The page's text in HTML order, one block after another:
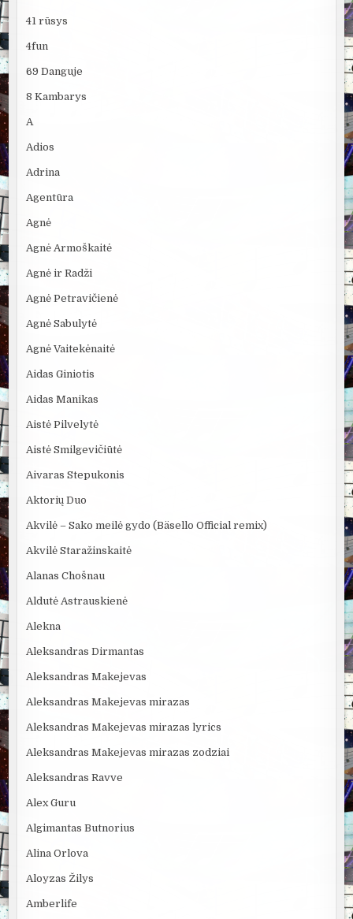
41 rūsys
4fun
69 Danguje
8 Kambarys
A
Adios
Adrina
Agentūra
Agnė
Agnė Armoškaitė
Agnė ir Radži
Agnė Petravičienė
Agnė Sabulytė
Agnė Vaitekėnaitė
Aidas Giniotis
Aidas Manikas
Aistė Pilvelytė
Aistė Smilgevičiūtė
Aivaras Stepukonis
Aktorių Duo
Akvilė – Sako meilė gydo (Bäsello Official remix)
Akvilė Staražinskaitė
Alanas Chošnau
Aldutė Astrauskienė
Alekna
Aleksandras Dirmantas
Aleksandras Makejevas
Aleksandras Makejevas mirazas
Aleksandras Makejevas mirazas lyrics
Aleksandras Makejevas mirazas zodziai
Aleksandras Ravve
Alex Guru
Algimantas Butnorius
Alina Orlova
Aloyzas Žilys
Amberlife